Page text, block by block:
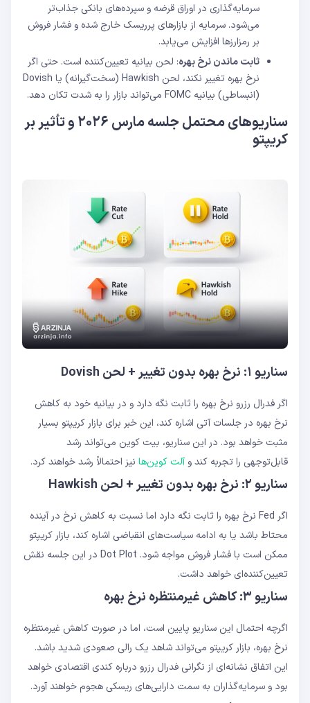
سرمایه‌گذاری در اوراق قرضه و سپرده‌های بانکی جذاب‌تر
می‌شود. سرمایه از بازارهای پرریسک خارج شده و فشار فروش
بر رمزارزها افزایش می‌یابد.
ثابت ماندن نرخ بهره: لحن بیانیه تعیین‌کننده است. حتی اگر
نرخ بهره تغییر نکند، لحن Hawkish (سخت‌گیرانه) یا Dovish
(انبساطی) بیانیه FOMC می‌تواند بازار را به شدت تکان دهد.
سناریوهای محتمل جلسه مارس ۲۰۲۶ و تأثیر بر
کریپتو
سناریو ۱: نرخ بهره بدون تغییر + لحن Dovish
اگر فدرال رزرو نرخ بهره را ثابت نگه دارد و در بیانیه خود به کاهش
نرخ بهره در جلسات آتی اشاره کند، این خبر برای بازار کریپتو بسیار
مثبت خواهد بود. در این سناریو، بیت ‌کوین می‌تواند رشد
قابل‌توجهی را تجربه کند وآلت ‌کوین‌ها نیز احتمالاً رشد خواهند کرد.
سناریو ۲: نرخ بهره بدون تغییر + لحن Hawkish
اگر Fed نرخ بهره را ثابت نگه دارد اما نسبت به کاهش نرخ در آینده
محتاط باشد یا به ادامه سیاست‌های انقباضی اشاره کند، بازار کریپتو
ممکن است با فشار فروش مواجه شود. Dot Plot در این جلسه نقش
تعیین‌کننده‌ای خواهد داشت.
سناریو ۳: کاهش غیرمنتظره نرخ بهره
اگرچه احتمال این سناریو پایین است، اما در صورت کاهش غیرمنتظره
نرخ بهره، بازار کریپتو می‌تواند شاهد یک رالی صعودی شدید باشد.
این اتفاق نشانه‌ای از نگرانی فدرال رزرو درباره کندی اقتصادی خواهد
بود و سرمایه‌گذاران به سمت دارایی‌های ریسکی هجوم خواهند آورد.